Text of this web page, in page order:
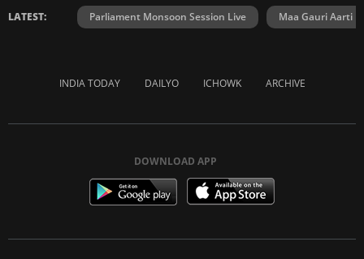
LATEST: Parliament Monsoon Session Live Maa Gauri Aarti
INDIA TODAY DAILYO ICHOWK ARCHIVE
DOWNLOAD APP